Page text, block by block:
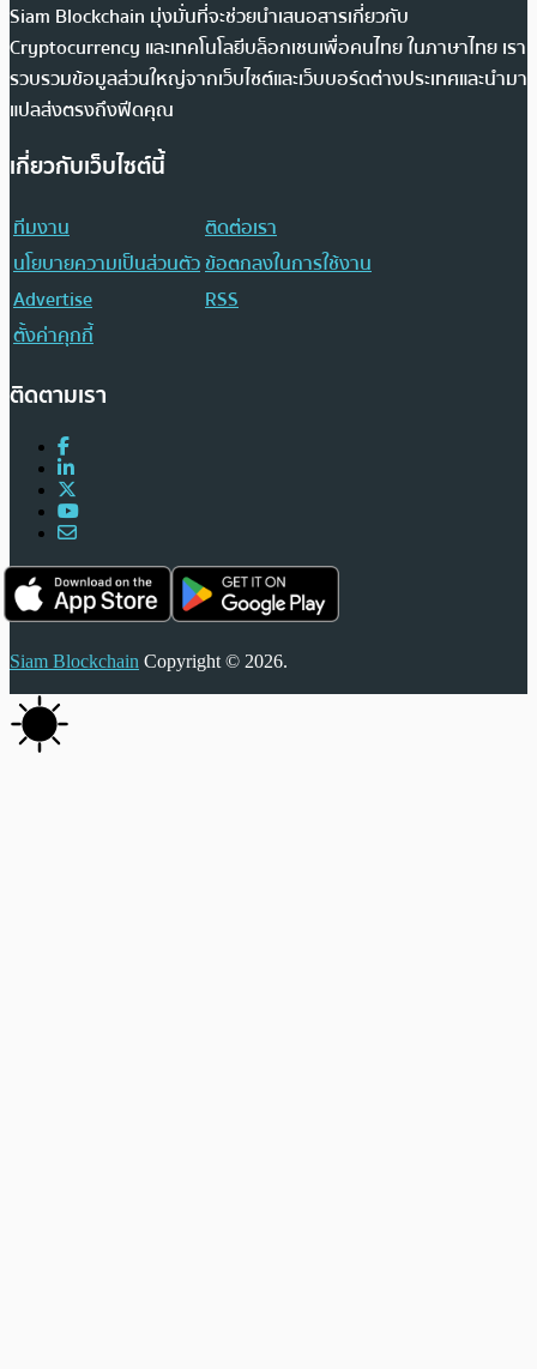
Siam Blockchain มุ่งมั่นที่จะช่วยนำเสนอสารเกี่ยวกับ
Cryptocurrency และเทคโนโลยีบล็อกเชนเพื่อคนไทย ในภาษาไทย เรา
รวบรวมข้อมูลส่วนใหญ่จากเว็บไซต์และเว็บบอร์ดต่างประเทศและนำมา
แปลส่งตรงถึงฟีดคุณ
เกี่ยวกับเว็บไซต์นี้
ทีมงาน
ติดต่อเรา
นโยบายความเป็นส่วนตัวข้อตกลงในการใช้งาน
Advertise
RSS
ตั้งค่าคุกกี้
ติดตามเรา
Siam Blockchain Copyright © 2026.